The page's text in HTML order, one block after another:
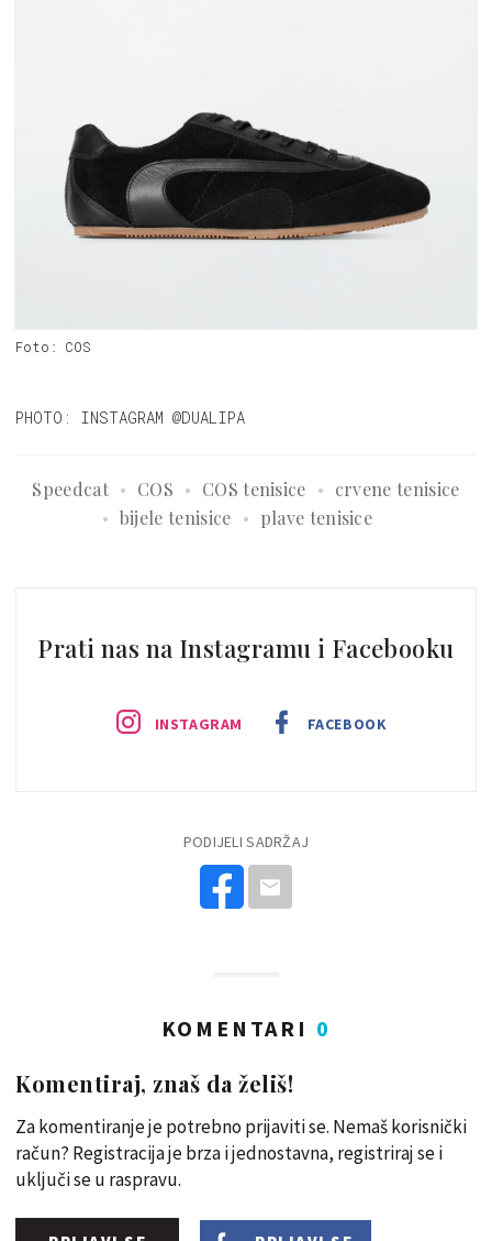
Foto: COS
PHOTO: INSTAGRAM @DUALIPA
Speedcat COS COS tenisice
crvene tenisice
bijele tenisice
plave tenisice
Prati nas na Instagramu i Facebooku
INSTAGRAM FACEBOOK
PODIJELI SADRŽAJ
KOMENTARI 0
Komentiraj, znaš da želiš!
Za komentiranje je potrebno prijaviti se. Nemaš korisnički
račun? Registracija je brza i jednostavna, registriraj se i
uključi se u raspravu.